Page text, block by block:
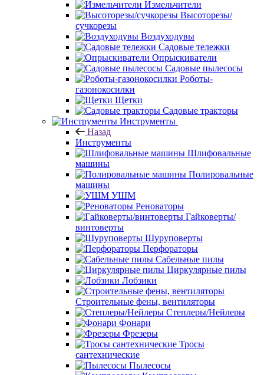
Измельчители
Высоторезы/
сучкорезы
Воздуходувы
Садовые тележки
Опрыскиватели
Садовые пылесосы
Роботы-
газонокосилки
Щетки
Садовые тракторы
Инструменты
Назад
Инструменты
Шлифовальные
машины
Полировальные
машины
УШМ
Реноваторы
Гайковерты/
винтоверты
Шуруповерты
Перфораторы
Сабельные пилы
Циркулярные пилы
Лобзики
Строительные фены, вентиляторы
Степлеры/Нейлеры
Фонари
Фрезеры
Тросы
сантехнические
Пылесосы